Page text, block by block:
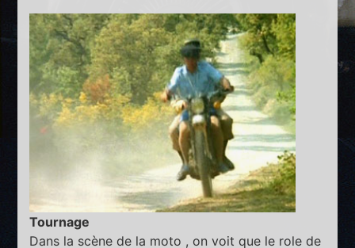
Tournage
Dans la scène de la moto , on voit que le role de